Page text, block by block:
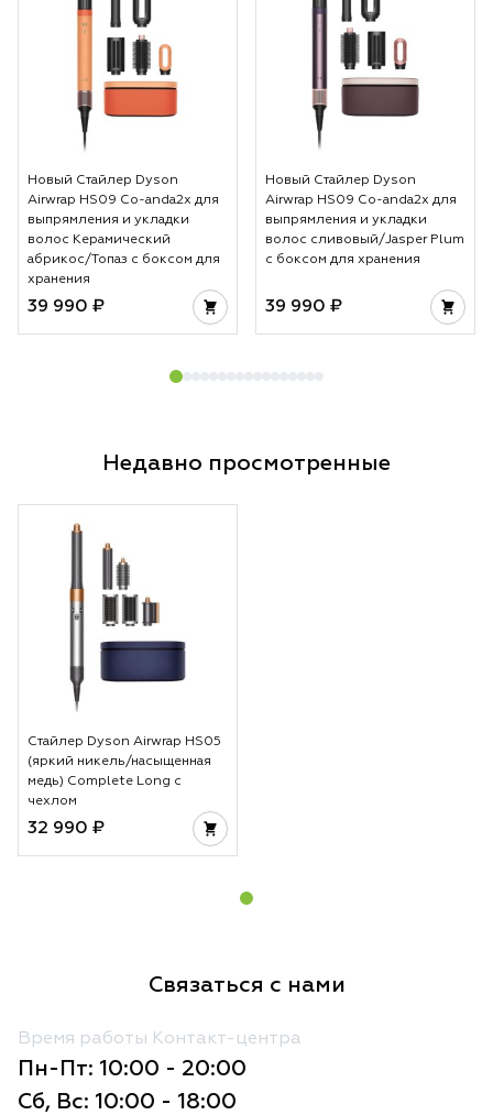
Новый Стайлер Dyson
Airwrap HS09 Co-anda2x для
выпрямления и укладки
волос Керамический
абрикос/Топаз с боксом для
хранения
39 990 ₽
Новый Стайлер Dyson
Airwrap HS09 Co-anda2x для
выпрямления и укладки
волос сливовый/Jasper Plum
с боксом для хранения
39 990 ₽
Недавно просмотренные
Стайлер Dyson Airwrap HS05
(яркий никель/насыщенная
медь) Complete Long с
чехлом
32 990 ₽
Связаться с нами
Время работы Контакт-центра
Пн-Пт: 10:00 - 20:00
Сб, Вс: 10:00 - 18:00